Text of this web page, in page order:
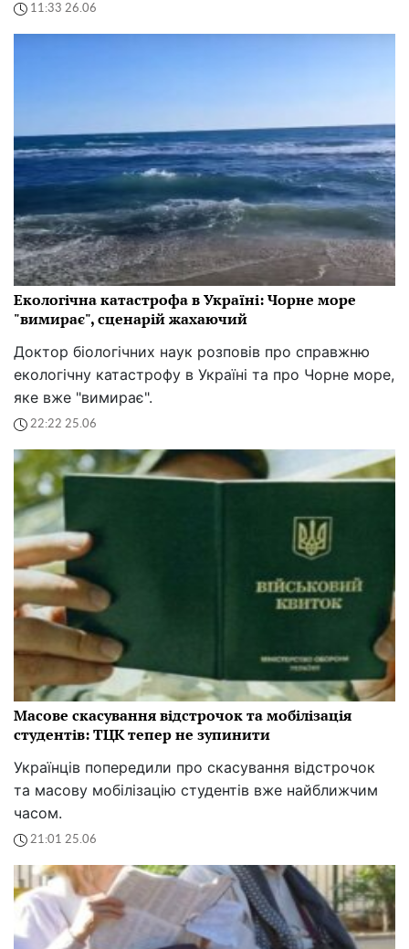
11:33 26.06
Екологічна катастрофа в Україні: Чорне море
"вимирає", сценарій жахаючий
Доктор біологічних наук розповів про справжню
екологічну катастрофу в Україні та про Чорне море,
яке вже "вимирає".
22:22 25.06
Масове скасування відстрочок та мобілізація
студентів: ТЦК тепер не зупинити
Українців попередили про скасування відстрочок
та масову мобілізацію студентів вже найближчим
часом.
21:01 25.06